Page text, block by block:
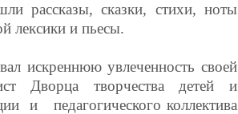
рассказы, сказки, стихи, ноты
лексики и пьесы.
искреннюю увлеченность своей
Дворца творчества детей и
и педагогического коллектива